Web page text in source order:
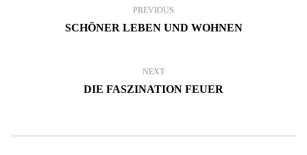
PREVIOUS
SCHÖNER LEBEN UND WOHNEN
NEXT
DIE FASZINATION FEUER